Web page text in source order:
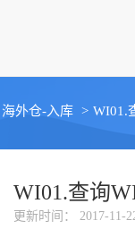
海外仓-入库 > WI01.
WI01.查询
更新时间 ： 2017-11-